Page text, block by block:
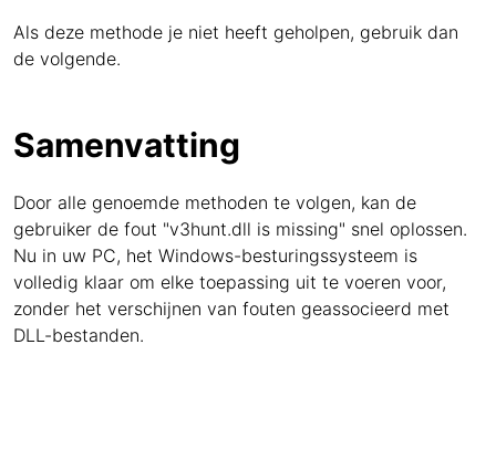
Als deze methode je niet heeft geholpen, gebruik dan
de volgende.
Samenvatting
Door alle genoemde methoden te volgen, kan de
gebruiker de fout "v3hunt.dll is missing" snel oplossen.
Nu in uw PC, het Windows-besturingssysteem is
volledig klaar om elke toepassing uit te voeren voor,
zonder het verschijnen van fouten geassocieerd met
DLL-bestanden.